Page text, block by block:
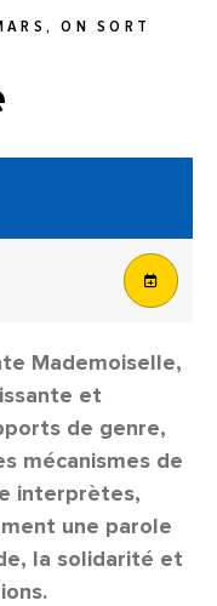
ON SORT
Mademoiselle,
et
de genre,
mécanismes de
interprètes,
une parole
la solidarité et